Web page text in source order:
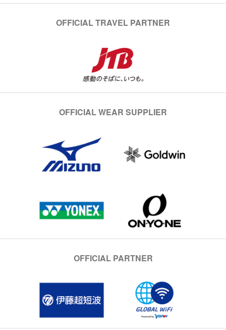
OFFICIAL TRAVEL PARTNER
OFFICIAL WEAR SUPPLIER
OFFICIAL PARTNER